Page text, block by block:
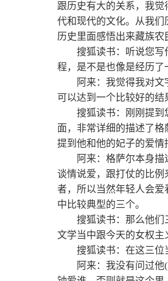
跟历史有大的关系，我
代和现代的文化。从我
历史里面感悟出来藏族
搜狐读书：听说您写作
程，是不是也像是经历了
阿来：我觉得我对文字
可以达到一个比较好的结
搜狐读书：刚刚提到您
面，非常详细的描述了
提到他和他的妃子的爱情
阿来：格萨尔本身描述
谈情说爱，跟打仗的比
者，所以当然年轻人会
中比较典型的三个。
搜狐读书：那么他们三
文学当中跟今天的女权
搜狐读书：在这三位
阿来：我没有问过他(